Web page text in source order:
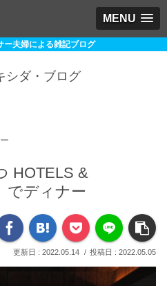
MENU
ー夫婦による雑記ブログ
シダ・ブログ
HOTELS &
でディナー
2022.05.14 2022.05.05